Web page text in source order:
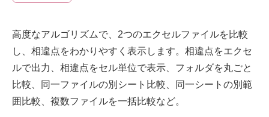
高度なアルゴリズムで、2つのエクセルファイルを比較
し、相違点をわかりやすく表示します。相違点をエクセ
ルで出力、相違点をセル単位で表示、フォルダを丸ごと
比較、同一ファイルの別シート比較、同一シートの別範
囲比較、複数ファイルを一括比較など。